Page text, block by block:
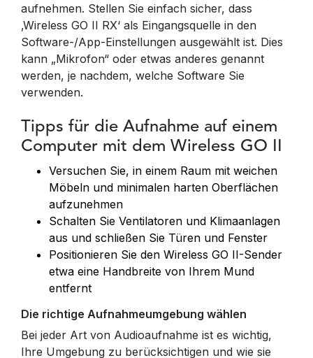
aufnehmen. Stellen Sie einfach sicher, dass
‚Wireless GO II RX‘ als Eingangsquelle in den
Software-/App-Einstellungen ausgewählt ist. Dies
kann „Mikrofon“ oder etwas anderes genannt
werden, je nachdem, welche Software Sie
verwenden.
Tipps für die Aufnahme auf einem
Computer mit dem Wireless GO II
Versuchen Sie, in einem Raum mit weichen
Möbeln und minimalen harten Oberflächen
aufzunehmen
Schalten Sie Ventilatoren und Klimaanlagen
aus und schließen Sie Türen und Fenster
Positionieren Sie den Wireless GO II-Sender
etwa eine Handbreite von Ihrem Mund
entfernt
Die richtige Aufnahmeumgebung wählen
Bei jeder Art von Audioaufnahme ist es wichtig,
Ihre Umgebung zu berücksichtigen und wie sie